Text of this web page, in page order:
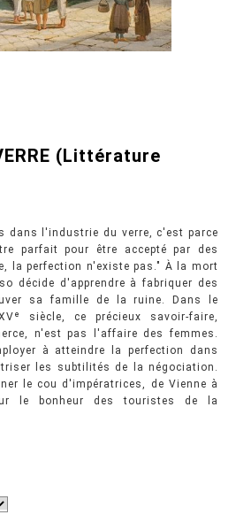
(Littérature
dans l'industrie du verre, c'est parce
parfait pour être accepté par des
la perfection n'existe pas." À la mort
décide d'apprendre à fabriquer des
sa famille de la ruine. Dans le
siècle, ce précieux savoir-faire,
n'est pas l'affaire des femmes.
à atteindre la perfection dans
les subtilités de la négociation.
le cou d'impératrices, de Vienne à
le bonheur des touristes de la